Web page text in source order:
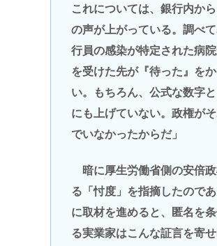
これについては、銀行内か
の声が上がっている。調べて
行員の感染が特定された病
を受けた先が『待った』を
い。もちろん、公式な数字
にも上げていない。政権が
でいなかったからだ」
暗に厚生労働省側の安倍
る「忖度」を指摘したので
に取材を進めると、匿名を
る実業家はこんな証言を寄せ